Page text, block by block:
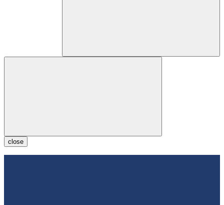
close